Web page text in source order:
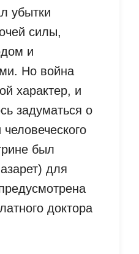
убытки
силы,
и
Но война
характер, и
задуматься о
был
для
доктора